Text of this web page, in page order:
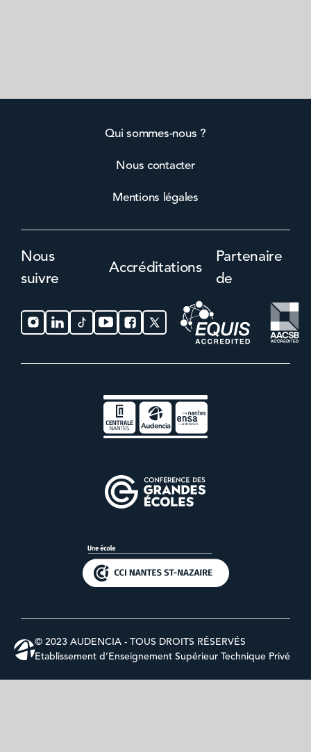
Qui sommes-nous ?
Nous contacter
Mentions légales
Nous
suivre
Accréditations
Partenaire
de
© 2023 AUDENCIA - TOUS DROITS RÉSERVÉS
Etablissement d’Enseignement Supérieur Technique Privé